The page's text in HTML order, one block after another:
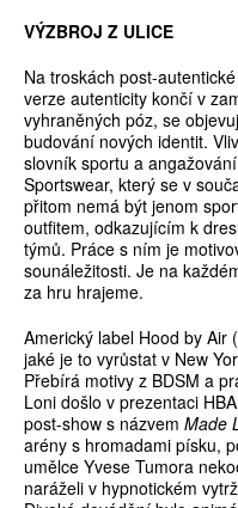
VÝZBROJ Z ULICE
Na troskách post-
verze autenticity končí v
vyhraněných póz, se
budování nových identit.
slovník sportu a
Sportswear, který se v
přitom nemá být jenom
outfitem, odkazujícím k
týmů. Práce s ním je
sounáležitosti. Je na
za hru hrajeme.
Americký label Hood by Air
jaké je to vyrůstat v New
Přebírá motivy z BDSM a
Loni došlo v prezentaci
post-show s názvem Made
arény s hromadami písku,
umělce Yvese Tumora
naráželi v hypnotickém